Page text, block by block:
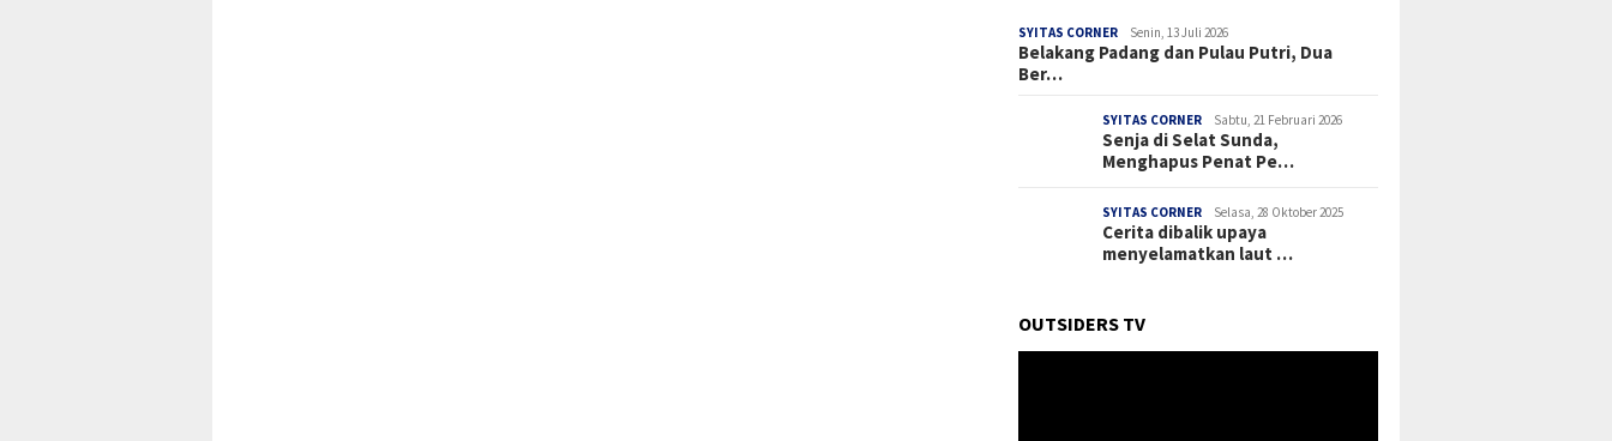
SYITAS CORNER Senin, 13 Juli 2026
Belakang Padang dan Pulau Putri, Dua
Ber…
SYITAS CORNER Sabtu, 21 Februari 2026
Senja di Selat Sunda,
Menghapus Penat Pe…
SYITAS CORNER Selasa, 28 Oktober 2025
Cerita dibalik upaya
menyelamatkan laut …
OUTSIDERS TV